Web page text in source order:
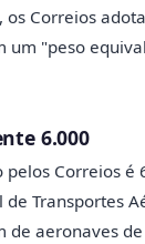
Correios
"peso
6.000
pelos Correios
Transportes
de aeronaves